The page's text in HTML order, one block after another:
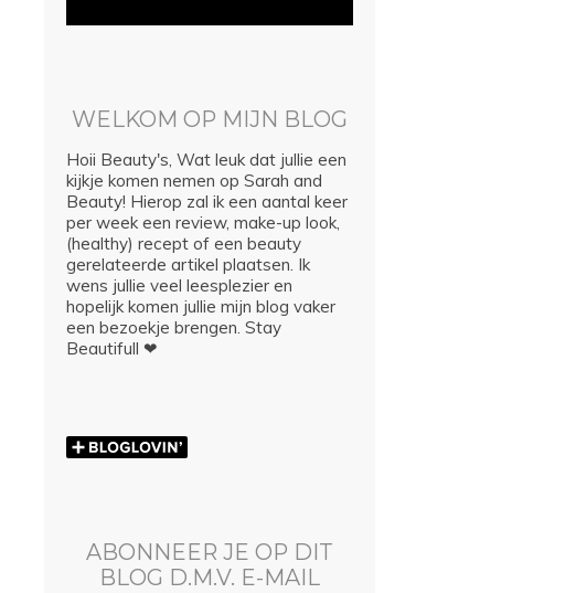
WELKOM OP MIJN BLOG
Hoii Beauty's, Wat leuk dat jullie een
kijkje komen nemen op Sarah and
Beauty! Hierop zal ik een aantal keer
per week een review, make-up look,
(healthy) recept of een beauty
gerelateerde artikel plaatsen. Ik
wens jullie veel leesplezier en
hopelijk komen jullie mijn blog vaker
een bezoekje brengen. Stay
Beautifull ❤
ABONNEER JE OP DIT
BLOG D.M.V. E-MAIL